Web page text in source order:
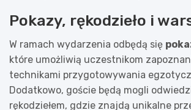
Pokazy, rękodzieło i
W ramach wydarzenia odbędą się
które umożliwią uczestnikom
technikami przygotowywania
Dodatkowo, goście będą mogli
rękodziełem, gdzie znajdą unikalne